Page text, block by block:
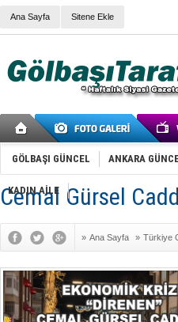
Ana Sayfa Sitene Ekle
GÖLBAŞI GÜNCEL ANKARA
KADIN AİLE
Cemal Gürsel
» Ana Sayfa » Türkiye